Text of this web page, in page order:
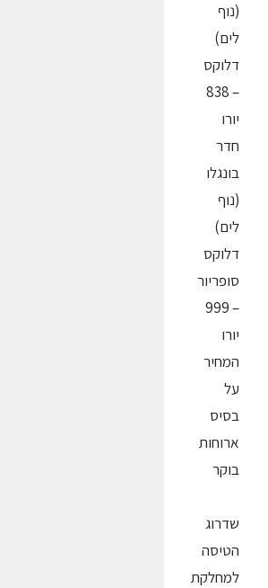
(נוף
לים)
דלוקס
– 838
יורו
חדר
בונגלו
(נוף
לים)
דלוקס
סופריור
– 999
יורו
המחיר
על
בסיס
ארוחות
בוקר
שדרוג
הטיסה
למחלקת